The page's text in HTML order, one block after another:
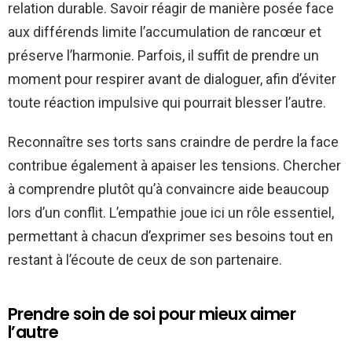
relation durable. Savoir réagir de manière posée face
aux différends limite l’accumulation de rancœur et
préserve l’harmonie. Parfois, il suffit de prendre un
moment pour respirer avant de dialoguer, afin d’éviter
toute réaction impulsive qui pourrait blesser l’autre.
Reconnaître ses torts sans craindre de perdre la face
contribue également à apaiser les tensions. Chercher
à comprendre plutôt qu’à convaincre aide beaucoup
lors d’un conflit. L’empathie joue ici un rôle essentiel,
permettant à chacun d’exprimer ses besoins tout en
restant à l’écoute de ceux de son partenaire.
Prendre soin de soi pour mieux aimer
l’autre